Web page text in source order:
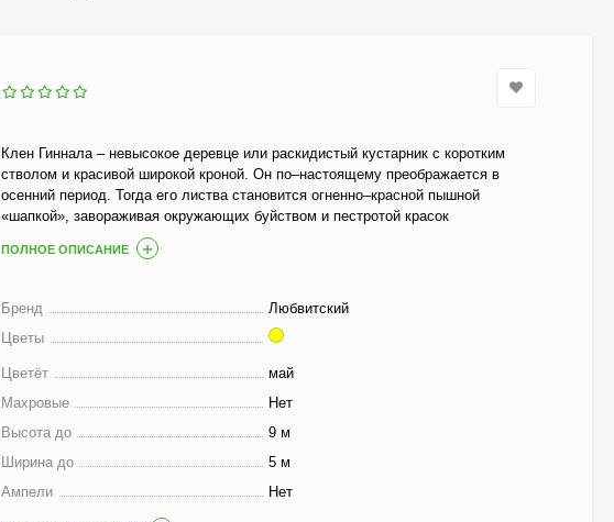
Клен Гиннала – невысокое деревце или раскидистый кустарник с коротким
стволом и красивой широкой кроной. Он по–настоящему преображается в
осенний период. Тогда его листва становится огненно–красной пышной
«шапкой», завораживая окружающих буйством и пестротой красок
ПОЛНОЕ ОПИСАНИЕ
Бренд
Любвитский
Цветы
Цветёт
май
Махровые
Нет
Высота до
9 м
Ширина до
5 м
Ампели
Нет